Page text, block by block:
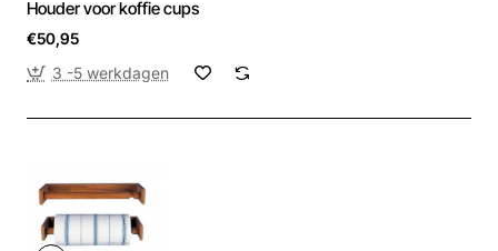
Houder voor koffie cups
€50,95
3 -5 werkdagen